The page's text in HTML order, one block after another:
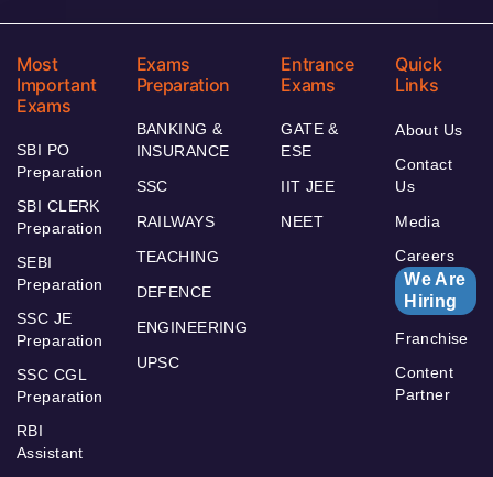
Most
Important
Exams
SBI PO
Preparation
SBI CLERK
Preparation
SEBI
Preparation
SSC JE
Preparation
SSC CGL
Preparation
RBI
Assistant
Exams
Preparation
BANKING &
INSURANCE
SSC
RAILWAYS
TEACHING
DEFENCE
ENGINEERING
UPSC
Entrance
Exams
GATE &
ESE
IIT JEE
NEET
Quick
Links
About Us
Contact
Us
Media
Careers
We Are
Hiring
Franchise
Content
Partner